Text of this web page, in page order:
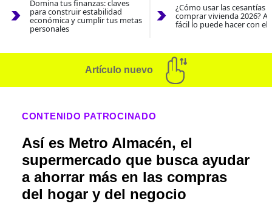
Domina tus finanzas: claves
para construir estabilidad
económica y cumplir tus metas
personales
¿Cómo usar las cesantías
comprar vivienda 2026?
fácil lo puede hacer con el
Artículo nuevo
CONTENIDO PATROCINADO
Así es Metro Almacén, el
supermercado que busca ayudar
a ahorrar más en las compras
del hogar y del negocio